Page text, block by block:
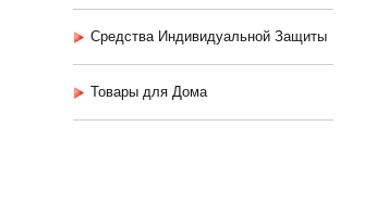
Средства Индивидуальной Защиты
Товары для Дома